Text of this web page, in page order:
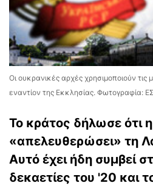
Οι ουκρανικές αρχές χρησιμοποιούν
εναντίον της Εκκλησίας. Φωτογραφία:
Το κράτος δήλωσε ότι
«απελευθερώσει» τη
Αυτό έχει ήδη συμβεί
δεκαετίες του '20 και